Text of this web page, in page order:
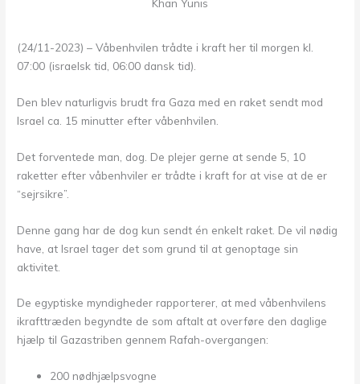
Khan Yunis
(24/11-2023) – Våbenhvilen trådte i kraft her til morgen kl.
07:00 (israelsk tid, 06:00 dansk tid).
Den blev naturligvis brudt fra Gaza med en raket sendt mod
Israel ca. 15 minutter efter våbenhvilen.
Det forventede man, dog. De plejer gerne at sende 5, 10
raketter efter våbenhviler er trådte i kraft for at vise at de er
“sejrsikre”.
Denne gang har de dog kun sendt én enkelt raket. De vil nødig
have, at Israel tager det som grund til at genoptage sin
aktivitet.
De egyptiske myndigheder rapporterer, at med våbenhvilens
ikrafttræden begyndte de som aftalt at overføre den daglige
hjælp til Gazastriben gennem Rafah-overgangen:
200 nødhjælpsvogne